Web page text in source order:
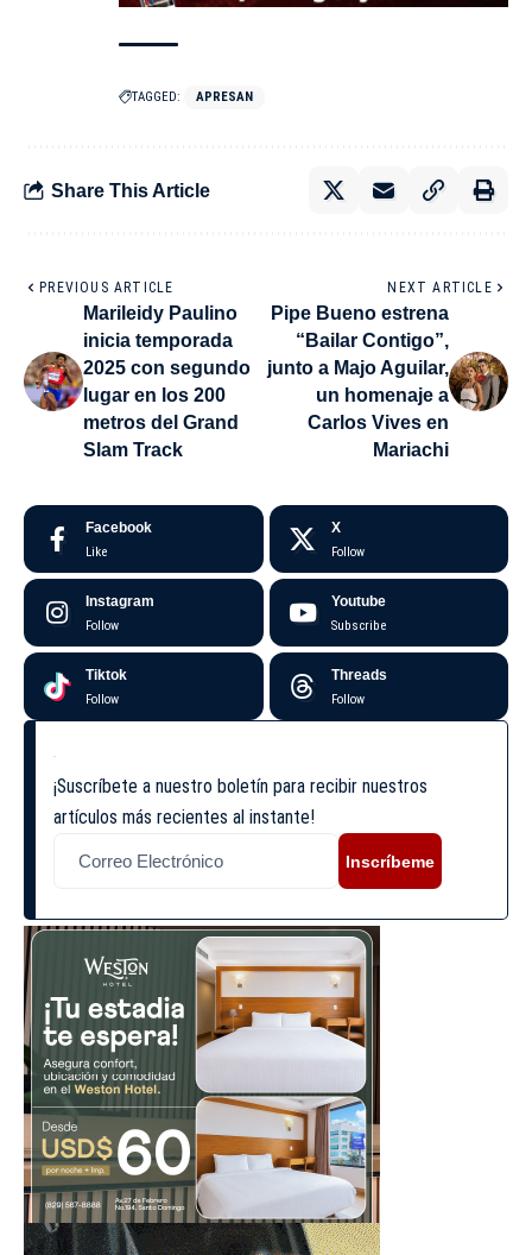
TAGGED: APRESAN
Share This Article
PREVIOUS ARTICLE
Marileidy Paulino
inicia temporada
2025 con segundo
lugar en los 200
metros del Grand
Slam Track
NEXT ARTICLE
Pipe Bueno estrena
“Bailar Contigo”,
junto a Majo Aguilar,
un homenaje a
Carlos Vives en
Mariachi
Facebook
Like
X
Follow
Instagram
Follow
Youtube
Subscribe
Tiktok
Follow
Threads
Follow
¡Suscríbete a nuestro boletín para recibir nuestros
artículos más recientes al instante!
Inscríbeme